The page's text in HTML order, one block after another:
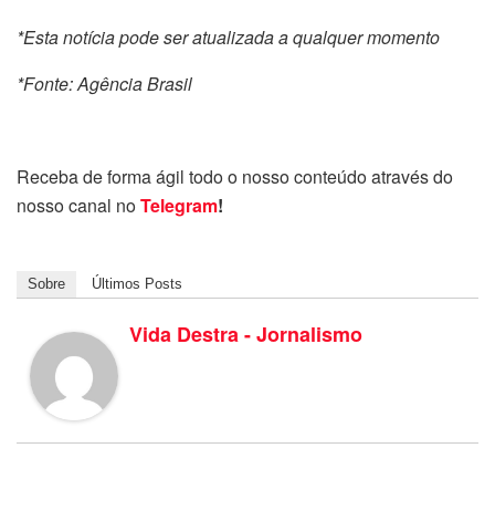
*Esta notícia pode ser atualizada a qualquer momento
*Fonte: Agência Brasil
Receba de forma ágil todo o nosso conteúdo através do
nosso canal noTelegram!
Sobre Últimos Posts
Vida Destra - Jornalismo